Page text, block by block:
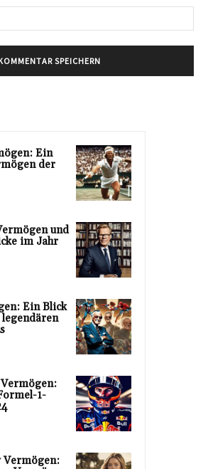
Ein
der
und
im Jahr
Ein Blick
legendären
1-
Vermögen: